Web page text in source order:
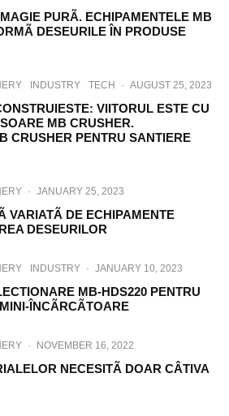
PURÃ. ECHIPAMENTELE MB
DESEURILE ÎN PRODUSE
INDUSTRY TECH · AUGUST 25, 2023
VIITORUL ESTE CU
MB CRUSHER.
CRUSHER PENTRU SANTIERE
· JANUARY 25, 2023
VARIATÃ DE ECHIPAMENTE
DESEURILOR
INDUSTRY · JANUARY 10, 2023
MB-HDS220 PENTRU
ÎNCÃRCÃTOARE
· NOVEMBER 16, 2022
NECESITÃ DOAR CÂTIVA